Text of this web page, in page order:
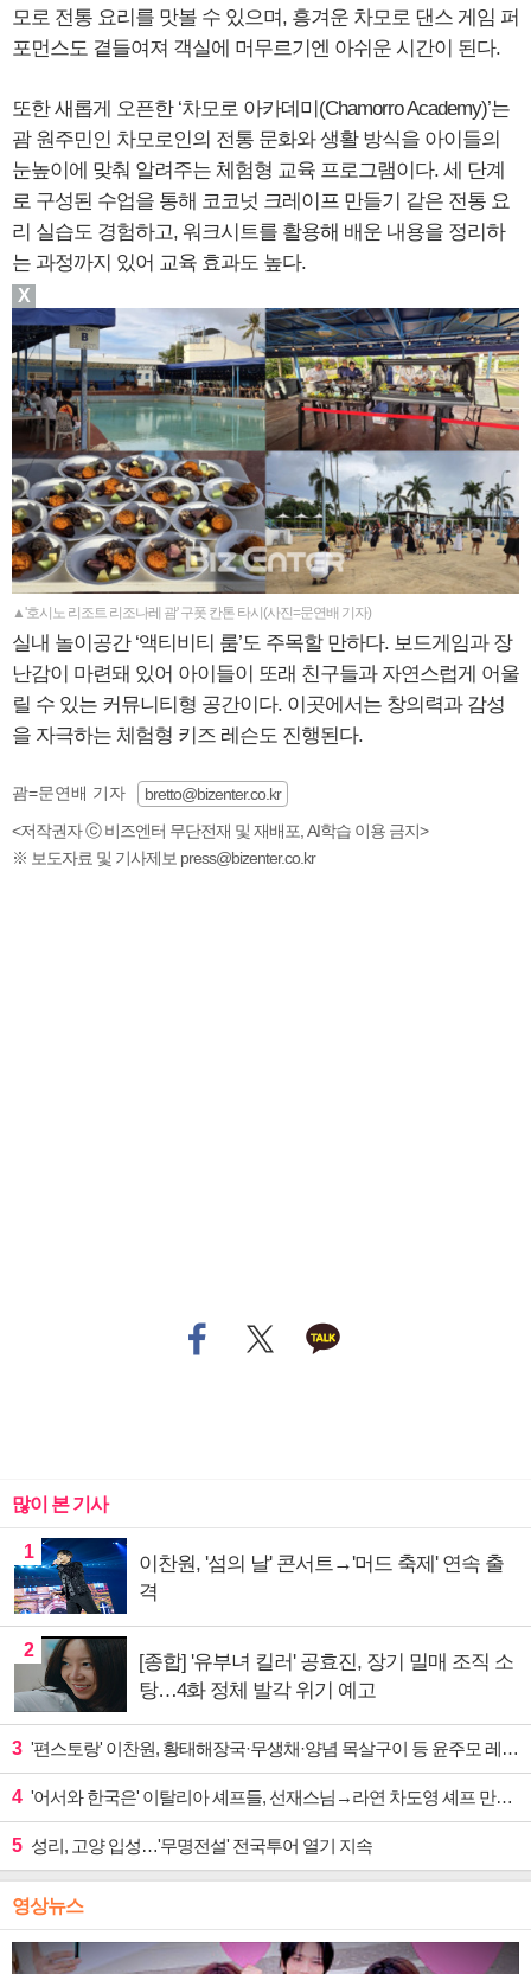
모로 전통 요리를 맛볼 수 있으며, 흥겨운 차모로 댄스 게임 퍼
포먼스도 곁들여져 객실에 머무르기엔 아쉬운 시간이 된다.
또한 새롭게 오픈한 ‘차모로 아카데미(Chamorro Academy)’는
괌 원주민인 차모로인의 전통 문화와 생활 방식을 아이들의
눈높이에 맞춰 알려주는 체험형 교육 프로그램이다. 세 단계
로 구성된 수업을 통해 코코넛 크레이프 만들기 같은 전통 요
리 실습도 경험하고, 워크시트를 활용해 배운 내용을 정리하
는 과정까지 있어 교육 효과도 높다.
▲'호시노 리조트 리조나레 괌' 구폿 칸톤 타시(사진=문연배 기자)
실내 놀이공간 ‘액티비티 룸’도 주목할 만하다. 보드게임과 장
난감이 마련돼 있어 아이들이 또래 친구들과 자연스럽게 어울
릴 수 있는 커뮤니티형 공간이다. 이곳에서는 창의력과 감성
을 자극하는 체험형 키즈 레슨도 진행된다.
괌=문연배 기자
bretto@bizenter.co.kr
<저작권자 ⓒ 비즈엔터 무단전재 및 재배포, AI학습 이용 금지>
※ 보도자료 및 기사제보 press@bizenter.co.kr
많이 본 기사
1
이찬원, '섬의 날' 콘서트→'머드 축제' 연속 출
격
2
[종합] '유부녀 킬러' 공효진, 장기 밀매 조직 소
탕…4화 정체 발각 위기 예고
3 '편스토랑' 이찬원, 황태해장국·무생채·양념 목살구이 등 윤주모 레시피 섭렵
4 '어서와 한국은' 이탈리아 셰프들, 선재스님→라연 차도영 셰프 만난다
5 성리, 고양 입성…'무명전설' 전국투어 열기 지속
영상뉴스
X